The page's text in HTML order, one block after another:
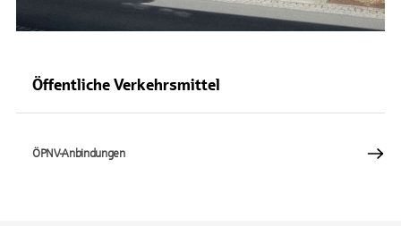
Öffentliche Verkehrsmittel
ÖPNV-Anbindungen